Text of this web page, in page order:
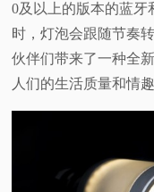
体
验
专
0及以上的版本的蓝牙
时，灯泡会跟随节奏
伙伴们带来了一种全
人们的生活质量和情趣